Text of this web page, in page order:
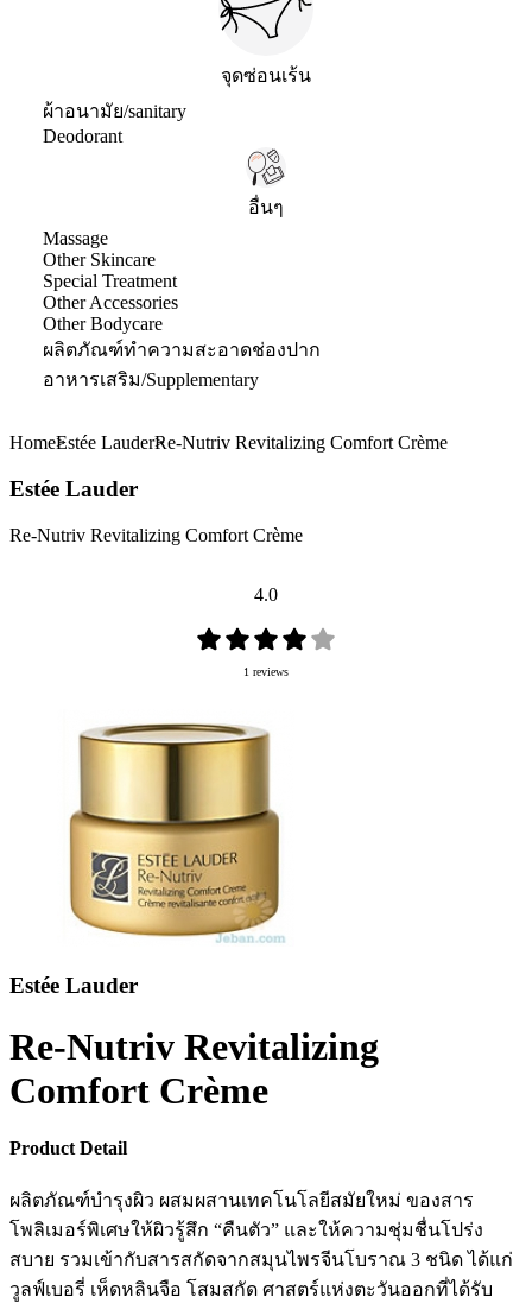
จุดซ่อนเร้น
ผ้าอนามัย/sanitary
Deodorant
อื่นๆ
Massage
Other Skincare
Special Treatment
Other Accessories
Other Bodycare
ผลิตภัณฑ์ทำความสะอาดช่องปาก
อาหารเสริม/Supplementary
HomeEstée LauderRe-Nutriv Revitalizing Comfort Crème
Estée Lauder
Re-Nutriv Revitalizing Comfort Crème
4.0
1 reviews
Estée Lauder
Re-Nutriv Revitalizing
Comfort Crème
Product Detail
ผลิตภัณฑ์บำรุงผิว ผสมผสานเทคโนโลยีสมัยใหม่ ของสาร
โพลิเมอร์พิเศษให้ผิวรู้สึก “คืนตัว” และให้ความชุ่มชื่นโปร่ง
สบาย รวมเข้ากับสารสกัดจากสมุนไพรจีนโบราณ 3 ชนิด ได้แก่
วูลฟ์เบอรี่ เห็ดหลินจือ โสมสกัด ศาสตร์แห่งตะวันออกที่ได้รับ